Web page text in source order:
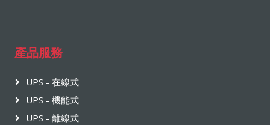
產品服務
UPS - 在線式
UPS - 機能式
UPS - 離線式